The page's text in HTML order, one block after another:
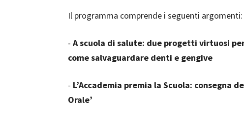
Il programma comprende i seguenti argomenti:
- A scuola di salute: due progetti virtuosi
come salvaguardare denti e gengive
- L’Accademia premia la Scuola: consegna
Orale’